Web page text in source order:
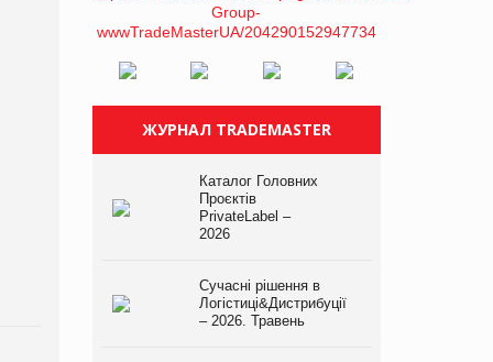
ЖУРНАЛ TRADEMASTER
Каталог Головних
Проєктів
PrivateLabel –
2026
Сучасні рішення в
Логістиці&Дистрибуції
– 2026. Травень